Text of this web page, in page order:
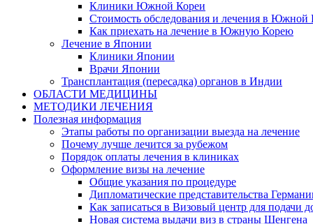
Клиники Южной Кореи
Стоимость обследования и лечения в Южной
Как приехать на лечение в Южную Корею
Лечение в Японии
Клиники Японии
Врачи Японии
Трансплантация (пересадка) органов в Индии
ОБЛАСТИ МЕДИЦИНЫ
МЕТОДИКИ ЛЕЧЕНИЯ
Полезная информация
Этапы работы по организации выезда на лечение
Почему лучше лечится за рубежом
Порядок оплаты лечения в клиниках
Оформление визы на лечение
Общие указания по процедуре
Дипломатические представительства
Как записаться в Визовый центр для подачи
Новая система выдачи виз в страны Шенгена